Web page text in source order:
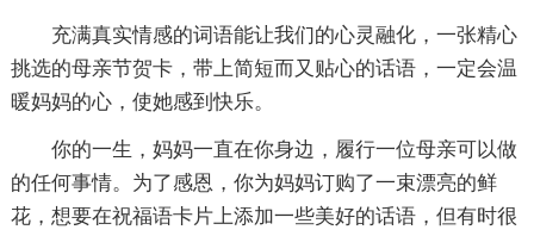
充满真实情感的词语能让我们的心灵融化，一张精心
挑选的母亲节贺卡，带上简短而又贴心的话语，一定会温
暖妈妈的心，使她感到快乐。
你的一生，妈妈一直在你身边，履行一位母亲可以做
的任何事情。为了感恩，你为妈妈订购了一束漂亮的鲜
花，想要在祝福语卡片上添加一些美好的话语，但有时很